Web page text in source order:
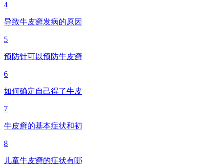
4
导致牛皮癣发病的原因
5
预防针可以预防牛皮癣
6
如何确定自己得了牛皮
7
牛皮癣的基本症状和初
8
儿童牛皮癣的症状有哪